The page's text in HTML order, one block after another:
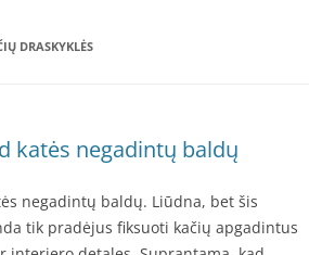
DRASKYKLĖS
katės negadintų baldų
negadintų baldų. Liūdna, bet šis
tik pradėjus fiksuoti kačių apgadintus